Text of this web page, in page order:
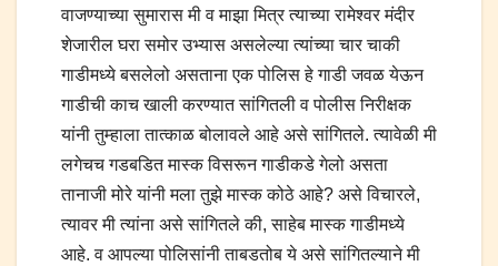
वाजण्याच्या सुमारास मी व माझा मित्र त्याच्या रामेश्वर मंदीर
शेजारील घरा समोर उभ्यास असलेल्या त्यांच्या चार चाकी
गाडीमध्ये बसलेलो असताना एक पोलिस हे गाडी जवळ येऊन
गाडीची काच खाली करण्यात सांगितली व पोलीस निरीक्षक
यांनी तुम्हाला तात्काळ बोलावले आहे असे सांगितले. त्यावेळी मी
लगेचच गडबडित मास्क विसरून गाडीकडे गेलो असता
तानाजी मोरे यांनी मला तुझे मास्क कोठे आहे? असे विचारले,
त्यावर मी त्यांना असे सांगितले की, साहेब मास्क गाडीमध्ये
आहे. व आपल्या पोलिसांनी ताबडतोब ये असे सांगितल्याने मी